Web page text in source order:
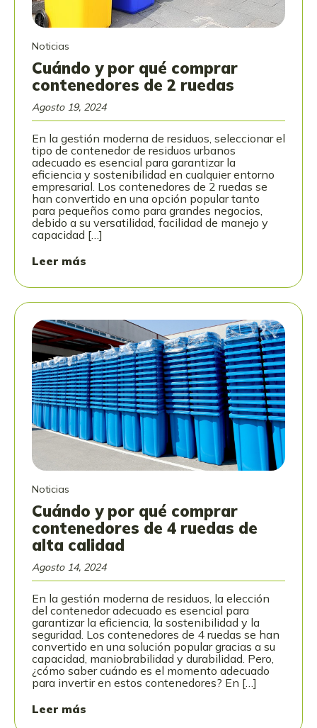
Noticias
Cuándo y por qué comprar
contenedores de 2 ruedas
Agosto 19, 2024
En la gestión moderna de residuos, seleccionar el
tipo de contenedor de residuos urbanos
adecuado es esencial para garantizar la
eficiencia y sostenibilidad en cualquier entorno
empresarial. Los contenedores de 2 ruedas se
han convertido en una opción popular tanto
para pequeños como para grandes negocios,
debido a su versatilidad, facilidad de manejo y
capacidad […]
Leer más
Noticias
Cuándo y por qué comprar
contenedores de 4 ruedas de
alta calidad
Agosto 14, 2024
En la gestión moderna de residuos, la elección
del contenedor adecuado es esencial para
garantizar la eficiencia, la sostenibilidad y la
seguridad. Los contenedores de 4 ruedas se han
convertido en una solución popular gracias a su
capacidad, maniobrabilidad y durabilidad. Pero,
¿cómo saber cuándo es el momento adecuado
para invertir en estos contenedores? En […]
Leer más